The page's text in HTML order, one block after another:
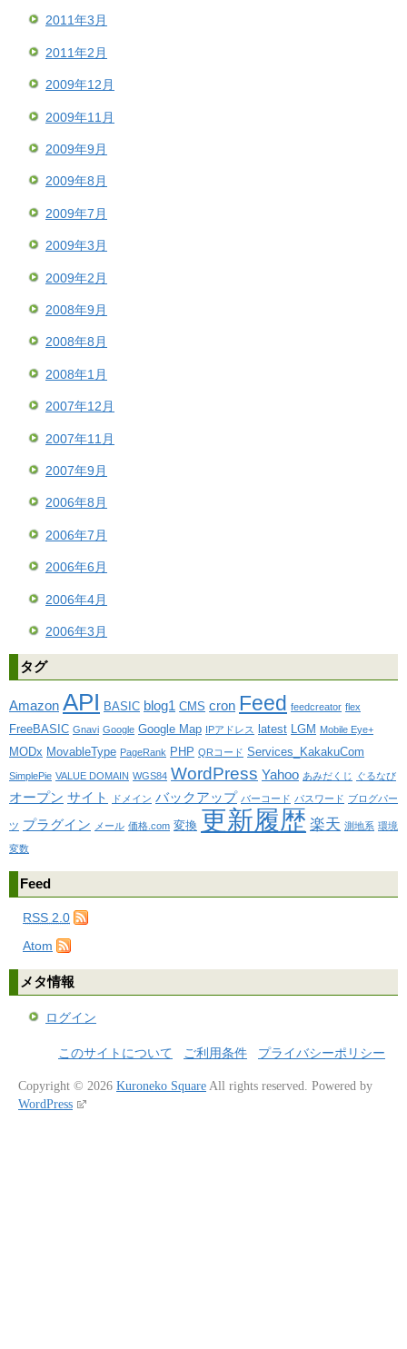
2011年3月
2011年2月
2009年12月
2009年11月
2009年9月
2009年8月
2009年7月
2009年3月
2009年2月
2008年9月
2008年8月
2008年1月
2007年12月
2007年11月
2007年9月
2006年8月
2006年7月
2006年6月
2006年4月
2006年3月
タグ
Amazon API BASIC blog1 CMS cron Feed feedcreator flex
FreeBASIC Gnavi Google Google Map IPアドレス latest LGM Mobile Eye+
MODx MovableType PageRank PHP QRコード Services_KakakuCom
SimplePie VALUE DOMAIN WGS84 WordPress Yahoo あみだくじ ぐるなび
オープン サイト ドメイン バックアップ バーコード パスワード ブログパー
ツ プラグイン メール 価格.com 変換 更新履歴 楽天 測地系 環境
変数
Feed
RSS 2.0
Atom
メタ情報
ログイン
このサイトについて ご利用条件 プライバシーポリシー
Copyright © 2026 Kuroneko Square All rights reserved. Powered by
WordPress